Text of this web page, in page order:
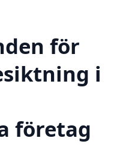
för
i
företag